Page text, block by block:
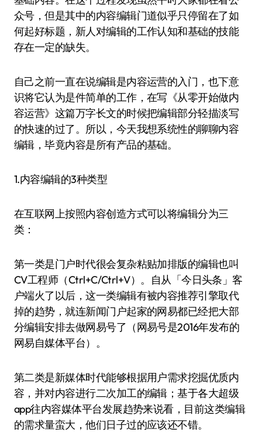
众号，但是其中的内容编辑门道似乎只停留在了如
何起好标题，新人对编辑的工作认知和基础的技能
存在一定的缺失。
自己之前一直在说编辑是内容运营的入门，也下意
识将它认为是件简单的工作，在写《从零开始做内
容运营》这篇万字长文的时候把编辑部分轻描淡写
的快速的过了。所以，今天我想系统性的聊聊内容
编辑，毕竟内容是所有产品的基础。
1.内容编辑的3种类型
在互联网上按照内容创造方式可以将编辑分为三
类：
第一类是门户时代很会复杂粘贴加排版的编辑也叫
CV工程师（Ctrl+C/Ctrl+V）。自从「今日头条」客
户端火了以后，这一类编辑有被内容推荐引擎取代
掉的趋势，就连新闻门户起家的网易都已经把大部
分编辑安排去做网易号了（网易号是2016年发布的
网易自媒体平台）。
第二类是新媒体时代能够根据用户需求挖掘优质内
容，并对内容进行二次加工的编辑；基于各大超级
app往内容媒体平台发展趋势来说看，目前这类编辑
的需求量蛮大，他们日子过的应该还不错。